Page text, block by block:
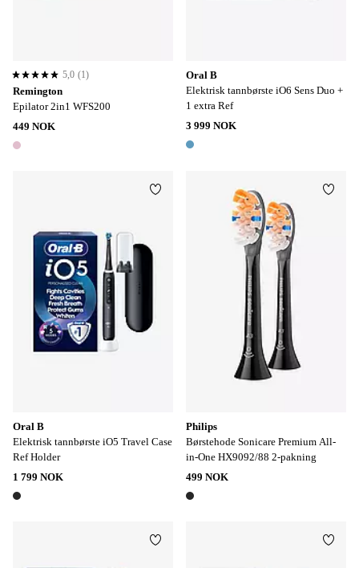
Remington
Epilator 2in1 WFS200
449 NOK
1 farge
5,0 basert på 1 karaktergivninger
5,0 (1)
Oral B
Elektrisk tannbørste iO6 Sens Duo +
1 extra Ref
3 999 NOK
1 farge
Oral B
Elektrisk tannbørste iO5 Travel Case
Ref Holder
1 799 NOK
1 farge
Legg til favoritter
Philips
Børstehode Sonicare Premium All-
in-One HX9092/88 2-pakning
499 NOK
1 farge
Legg til favoritter